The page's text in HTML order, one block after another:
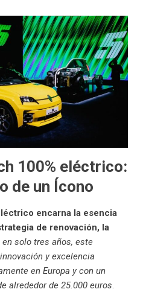
100% eléctrico:
de un Ícono
encarna la esencia
de renovación, la
solo tres años, este
y excelencia
en Europa y con un
alrededor de 25.000 euros